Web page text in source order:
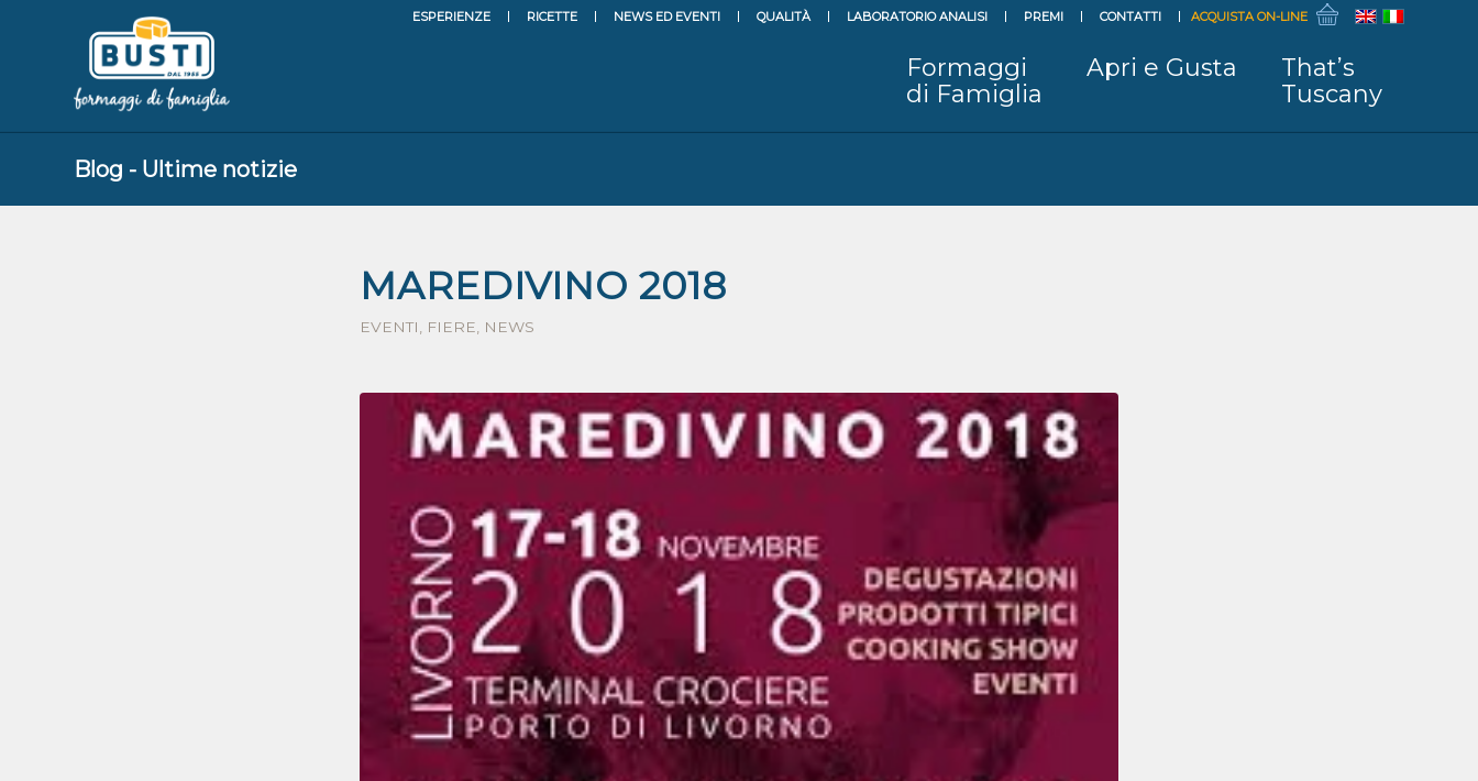
ESPERIENZE RICETTE NEWS ED EVENTI QUALITÀ LABORATORIO ANALISI PREMI CONTATTI ACQUISTA ON-LINE
Formaggi
di Famiglia
Apri e Gusta
That’s
Tuscany
Blog - Ultime notizie
MAREDIVINO 2018
EVENTI FIERE NEWS